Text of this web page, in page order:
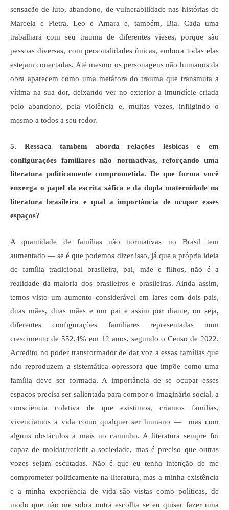
sensação de luto, abandono, de vulnerabilidade nas histórias de
Marcela e Pietra, Leo e Amara e, também, Bia. Cada uma
trabalhará com seu trauma de diferentes vieses, porque são
pessoas diversas, com personalidades únicas, embora todas elas
estejam conectadas. Até mesmo os personagens não humanos da
obra aparecem como uma metáfora do trauma que transmuta a
vítima na sua dor, deixando ver no exterior a imundície criada
pelo abandono, pela violência e, muitas vezes, infligindo o
mesmo a todos a seu redor.
5. Ressaca também aborda relações lésbicas e em
configurações familiares não normativas, reforçando uma
literatura politicamente comprometida. De que forma você
enxerga o papel da escrita sáfica e da dupla maternidade na
literatura brasileira e qual a importância de ocupar esses
espaços?
A quantidade de famílias não normativas no Brasil tem
aumentado — se é que podemos dizer isso, já que a própria ideia
de família tradicional brasileira, pai, mãe e filhos, não é a
realidade da maioria dos brasileiros e brasileiras. Ainda assim,
temos visto um aumento considerável em lares com dois pais,
duas mães, duas mães e um pai e assim por diante, ou seja,
diferentes configurações familiares representadas num
crescimento de 552,4% em 12 anos, segundo o Censo de 2022.
Acredito no poder transformador de dar voz a essas famílias que
não reproduzem a sistemática opressora que impõe como uma
família deve ser formada. A importância de se ocupar esses
espaços precisa ser salientada para compor o imaginário social, a
consciência coletiva de que existimos, criamos famílias,
vivenciamos a vida como qualquer ser humano — mas com
alguns obstáculos a mais no caminho. A literatura sempre foi
capaz de moldar/refletir a sociedade, mas é preciso que outras
vozes sejam escutadas. Não é que eu tenha intenção de me
comprometer politicamente na literatura, mas a minha existência
e a minha experiência de vida são vistas como políticas, de
modo que não me sobra outra escolha se eu quiser fazer uma